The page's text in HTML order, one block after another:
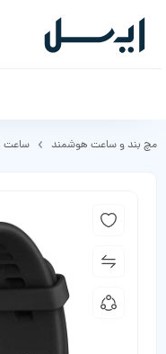
مچ بند و ساعت هوشمند ساعت